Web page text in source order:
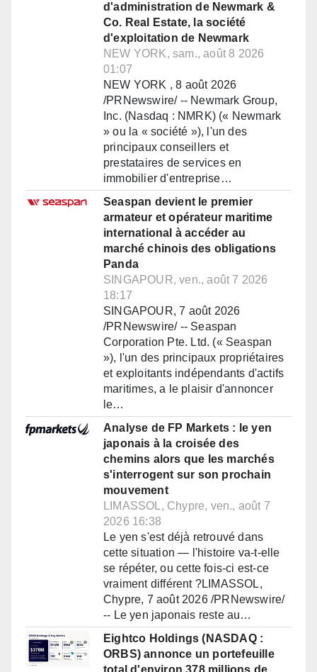
d'administration de Newmark &
Co. Real Estate, la société
d'exploitation de Newmark
NEW YORK, sam., août 8 2026
01:07
NEW YORK , 8 août 2026
/PRNewswire/ -- Newmark Group,
Inc. (Nasdaq : NMRK) (« Newmark
» ou la « société »), l'un des
principaux conseillers et
prestataires de services en
immobilier d'entreprise…
Seaspan devient le premier
armateur et opérateur maritime
international à accéder au
marché chinois des obligations
Panda
SINGAPOUR, ven., août 7 2026
18:17
SINGAPOUR, 7 août 2026
/PRNewswire/ -- Seaspan
Corporation Pte. Ltd. (« Seaspan
»), l'un des principaux propriétaires
et exploitants indépendants d'actifs
maritimes, a le plaisir d'annoncer
le…
Analyse de FP Markets : le yen
japonais à la croisée des
chemins alors que les marchés
s'interrogent sur son prochain
mouvement
LIMASSOL, Chypre, ven., août 7
2026 16:38
Le yen s'est déjà retrouvé dans
cette situation — l'histoire va-t-elle
se répéter, ou cette fois-ci est-ce
vraiment différent ?LIMASSOL,
Chypre, 7 août 2026 /PRNewswire/
-- Le yen japonais reste au…
Eightco Holdings (NASDAQ :
ORBS) annonce un portefeuille